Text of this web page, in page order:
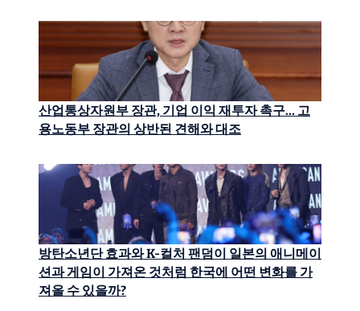
산업통상자원부 장관, 기업 이익 재투자 촉구… 고
용노동부 장관의 상반된 견해와 대조
방탄소년단 효과와 K-컬처 팬덤이 일본의 애니메이
션과 게임이 가져온 것처럼 한국에 어떤 변화를 가
져올 수 있을까?